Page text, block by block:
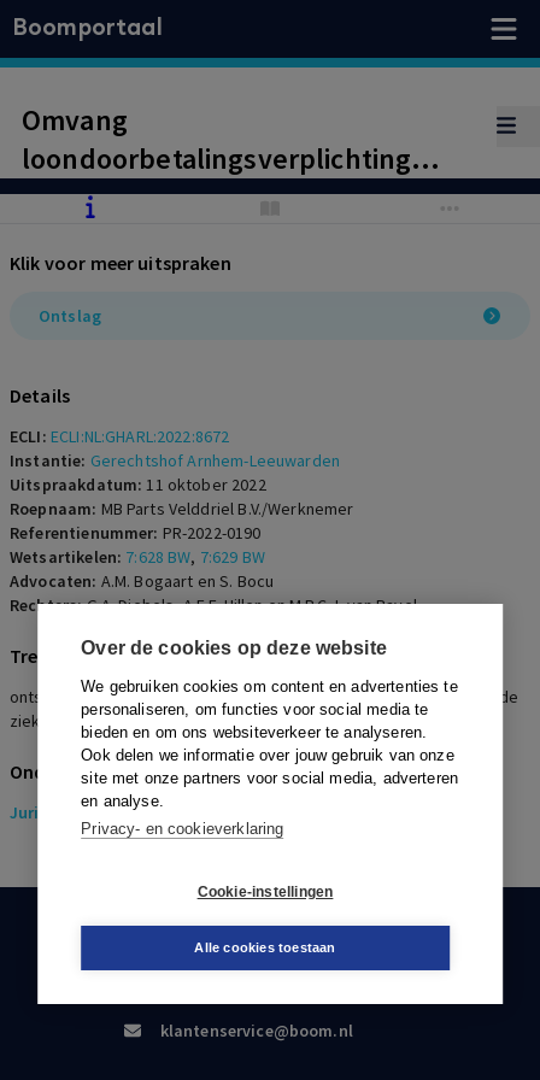
Over de cookies op deze website
We gebruiken cookies om content en advertenties te
personaliseren, om functies voor social media te
bieden en om ons websiteverkeer te analyseren.
Ook delen we informatie over jouw gebruik van onze
site met onze partners voor social media, adverteren
en analyse.
Privacy- en cookieverklaring
Cookie-instellingen
Alle cookies toestaan
Boomportaal
Omvang
loondoorbetalingsverplichting
werkgever voor loonsanctie derde
pensioenpremie.
Klik voor meer uitspraken
Ontslag
Details
ECLI: ECLI:NL:GHARL:2022:8672
Instantie: Gerechtshof Arnhem-Leeuwarden
Uitspraakdatum:11 oktober 2022
Roepnaam: MB Parts Velddriel B.V./Werknemer
Referentienummer: PR-2022-0190
Wetsartikelen: 7:628 BW, 7:629 BW
Advocaten: A.M. Bogaart en S. Bocu
Rechters:G.A. Diebels, A.E.F. Hillen en M.P.C.J. van Bavel
Trefwoorden
ontslag, arbeidsongeschiktheid, loondoorbetaling, schorsing, derde
ziektejaar, pensioenpremie
Onderwerpen
Juridisch > Pensioenrecht
KLANTENSERVICE
klantenservice@boom.nl